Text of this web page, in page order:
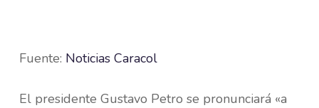
Fuente: Noticias Caracol
El presidente Gustavo Petro se pronunciará «a